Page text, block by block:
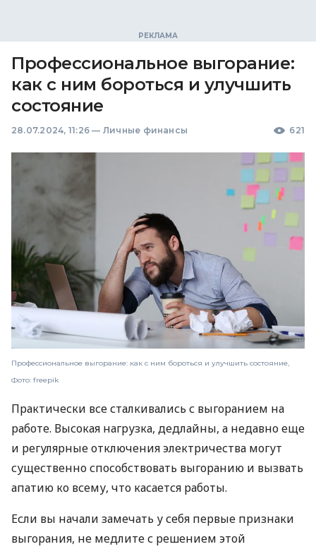
Профессиональное выгорание:
как с ним бороться и улучшить
состояние
28.07.2024, 11:26 — Личные финансы 621
Профессиональное выгорание: как с ним бороться и улучшить состояние,
Фото: freepik
Практически все сталкивались с выгоранием на
работе. Высокая нагрузка, дедлайны, а недавно еще
и регулярные отключения электричества могут
существенно способствовать выгоранию и вызвать
апатию ко всему, что касается работы.
Если вы начали замечать у себя первые признаки
выгорания, не медлите с решением этой